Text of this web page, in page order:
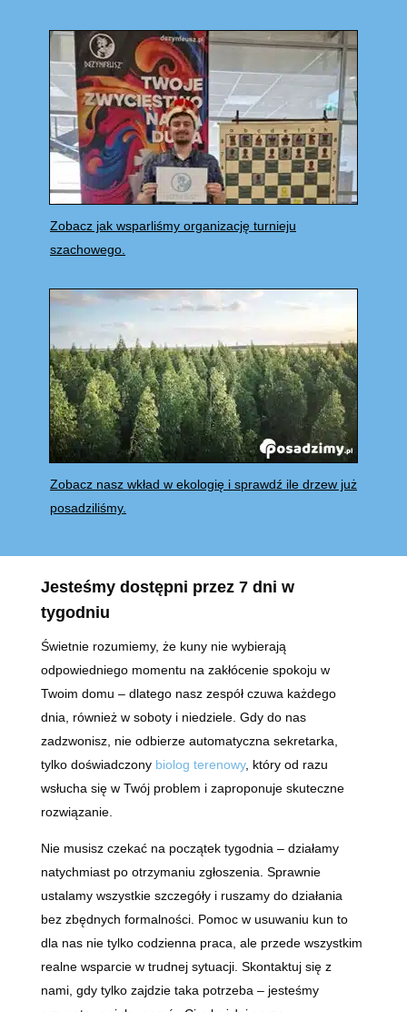
Zobacz jak wsparliśmy organizację turnieju
szachowego.
Zobacz nasz wkład w ekologię i sprawdź ile drzew już
posadziliśmy.
Jesteśmy dostępni przez 7 dni w
tygodniu
Świetnie rozumiemy, że kuny nie wybierają
odpowiedniego momentu na zakłócenie spokoju w
Twoim domu – dlatego nasz zespół czuwa każdego
dnia, również w soboty i niedziele. Gdy do nas
zadzwonisz, nie odbierze automatyczna sekretarka,
tylko doświadczony biolog terenowy, który od razu
wsłucha się w Twój problem i zaproponuje skuteczne
rozwiązanie.
Nie musisz czekać na początek tygodnia – działamy
natychmiast po otrzymaniu zgłoszenia. Sprawnie
ustalamy wszystkie szczegóły i ruszamy do działania
bez zbędnych formalności. Pomoc w usuwaniu kun to
dla nas nie tylko codzienna praca, ale przede wszystkim
realne wsparcie w trudnej sytuacji. Skontaktuj się z
nami, gdy tylko zajdzie taka potrzeba – jesteśmy